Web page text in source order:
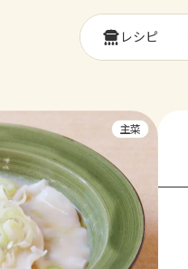
レシピ
主菜